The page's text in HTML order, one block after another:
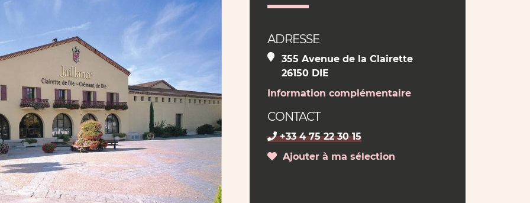
ADRESSE
355 Avenue de la Clairette
26150 DIE
Information complémentaire
CONTACT
+33 4 75 22 30 15
Ajouter à ma sélection